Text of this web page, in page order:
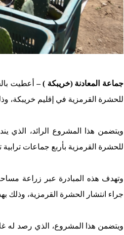
جماعة المعادنة (خريبكة ) –
للحشرة القرمزية في إقليم خريبكة،
للحشرة القرمزية بأربع جماعات ترابية
وتهدف هذه المبادرة عبر زراعة
جراء انتشار الحشرة القرمزية، وذلك